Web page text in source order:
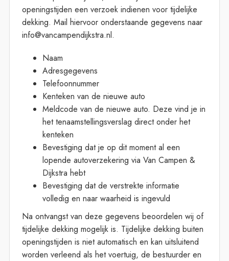
openingstijden een verzoek indienen voor tijdelijke
dekking. Mail hiervoor onderstaande gegevens naar
info@vancampendijkstra.nl.
Naam
Adresgegevens
Telefoonnummer
Kenteken van de nieuwe auto
Meldcode van de nieuwe auto. Deze vind je in
het tenaamstellingsverslag direct onder het
kenteken
Bevestiging dat je op dit moment al een
lopende autoverzekering via Van Campen &
Dijkstra hebt
Bevestiging dat de verstrekte informatie
volledig en naar waarheid is ingevuld
Na ontvangst van deze gegevens beoordelen wij of
tijdelijke dekking mogelijk is. Tijdelijke dekking buiten
openingstijden is niet automatisch en kan uitsluitend
worden verleend als het voertuig, de bestuurder en